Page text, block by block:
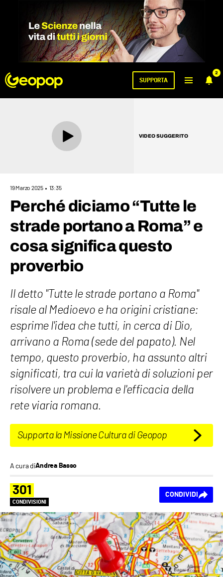
2
SUPPORTA
VIDEO SUGGERITO
19 Marzo 2025 13:35
Perché diciamo “Tutte le
strade portano a Roma” e
cosa significa questo
proverbio
Il detto "Tutte le strade portano a Roma"
risale al Medioevo e ha origini cristiane:
esprime l'idea che tutti, in cerca di Dio,
arrivano a Roma (sede del papato). Nel
tempo, questo proverbio, ha assunto altri
significati, tra cui la varietà di soluzioni per
risolvere un problema e l'efficacia della
rete viaria romana.
Supporta la Missione Cultura di Geopop
A cura diAndrea Basso
301
CONDIVISIONI
CONDIVIDI